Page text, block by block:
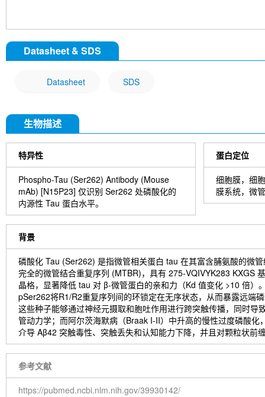
Datasheet & SDS
Datasheet SDS
生物描述
特异性
Phospho-Tau (Ser262) Antibody (Mouse
mAb) [N15P23] 仅识别 Ser262 处磷酸化的
内源性 Tau 蛋白水平。
蛋白定位
细胞膜，细
膜系统，微
背景
磷酸化 Tau (Ser262) 是指微管相关蛋白 tau 在其富含脯氨酸的微
完全的微管结合重复序列 (MTBR)，具有 275-VQIVYK283 KXGS
晶格，显著降低 tau 对 β-微管蛋白的亲和力（Kd 值变化 >10 倍
pSer262将R1/R2重复序列间的环锁定在无序状态，从而暴露远端
这些种子能够通过神经元摄取和胞吐作用进行跨突触传播，同时
管动力学；而阿尔茨海默病（Braak I-II）中升高的慢性过度磷酸
介导 Aβ42 突触毒性、突触丢失和认知能力下降，并且对颗粒状前
参考文献
https://pubmed.ncbi.nlm.nih.gov/39930142/